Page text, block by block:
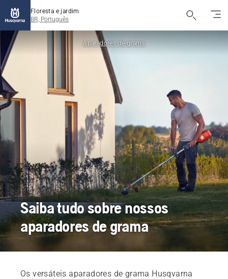
Floresta e jardim
BR, Português
Aparadores de grama
Saiba tudo sobre nossos
aparadores de grama
Os versáteis aparadores de grama Husqvarna